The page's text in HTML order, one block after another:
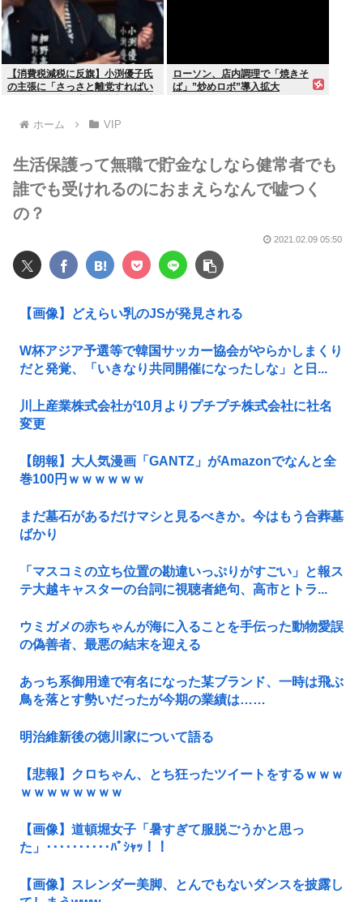
【消費税減税に反旗】小渕優子氏
の主張に「さっさと離党すればい
ローソン、店内調理で「焼きそ
ば」”炒めロボ”導入拡大
ホーム VIP
生活保護って無職で貯金なしなら健常者でも
誰でも受けれるのにおまえらなんで嘘つく
の？
2021.02.09 05:50
【画像】どえらい乳のJSが発見される
W杯アジア予選等で韓国サッカー協会がやらかしまくり
だと発覚、「いきなり共同開催になったしな」と日...
川上産業株式会社が10月よりプチプチ株式会社に社名
変更
【朗報】大人気漫画「GANTZ」がAmazonでなんと全
巻100円ｗｗｗｗｗｗ
まだ墓石があるだけマシと見るべきか。今はもう合葬墓
ばかり
「マスコミの立ち位置の勘違いっぷりがすごい」と報ス
テ大越キャスターの台詞に視聴者絶句、高市とトラ...
ウミガメの赤ちゃんが海に入ることを手伝った動物愛誤
の偽善者、最悪の結末を迎える
あっち系御用達で有名になった某ブランド、一時は飛ぶ
鳥を落とす勢いだったが今期の業績は……
明治維新後の徳川家について語る
【悲報】クロちゃん、とち狂ったツイートをするｗｗｗ
ｗｗｗｗｗｗｗｗ
【画像】道頓堀女子「暑すぎて服脱ごうかと思っ
た」･･････････ﾊﾟｼｬｯ！！
【画像】スレンダー美脚、とんでもないダンスを披露し